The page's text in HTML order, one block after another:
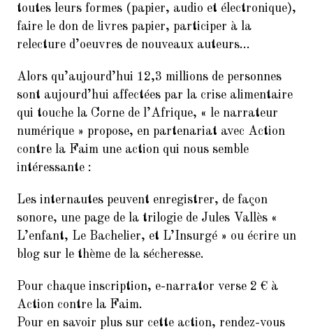
Janvier 2018 en hommage à
Jean Joinet
toutes leurs formes (papier, audio et électronique),
faire le don de livres papier, participer à la
relecture d’oeuvres de nouveaux auteurs…
Alors qu’aujourd’hui 12,3 millions de personnes
sont aujourd’hui affectées par la crise alimentaire
qui touche la Corne de l’Afrique, « le narrateur
numérique » propose, en partenariat avec Action
contre la Faim une action qui nous semble
intéressante :
Les internautes peuvent enregistrer, de façon
sonore, une page de la trilogie de Jules Vallès «
L’enfant, Le Bachelier, et L’Insurgé » ou écrire un
blog sur le thème de la sécheresse.
Pour chaque inscription, e-narrator verse 2 € à
Action contre la Faim.
Pour en savoir plus sur cette action, rendez-vous